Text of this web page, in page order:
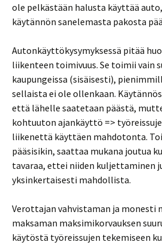
ole pelkästään halusta käyttää
käytännön sanelemasta pakosta
Autonkäyttökysymyksessä pitää
liikenteen toimivuus. Se toimii vain
kaupungeissa (sisäisesti),
sellaista ei ole ollenkaan.
että lähelle saatetaan päästä,
kohtuuton ajankäyttö =>
liikenettä käyttäen mahdotonta.
pääsisikin, saattaa mukana joutua
tavaraa, ettei niiden kuljettaminen
yksinkertaisesti mahdollista.
Verottajan vahvistaman ja monesti
maksaman maksimikorvauksen
käytöstä työreissujen tekemiseen